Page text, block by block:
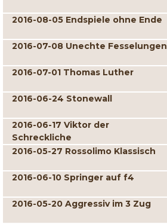
2016-08-05 Endspiele ohne Ende
2016-07-08 Unechte Fesselungen
2016-07-01 Thomas Luther
2016-06-24 Stonewall
2016-06-17 Viktor der
Schreckliche
2016-05-27 Rossolimo Klassisch
2016-06-10 Springer auf f4
2016-05-20 Aggressiv im 3 Zug